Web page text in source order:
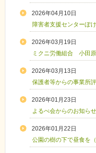
2026年04月10日
障害者支援センターぽ
2026年03月19日
ミクニ労働組合 小田
2026年03月13日
保護者等からの事業所
2026年01月23日
よるべ会からのお知らせ
2026年01月22日
公園の樹の下で昼食を